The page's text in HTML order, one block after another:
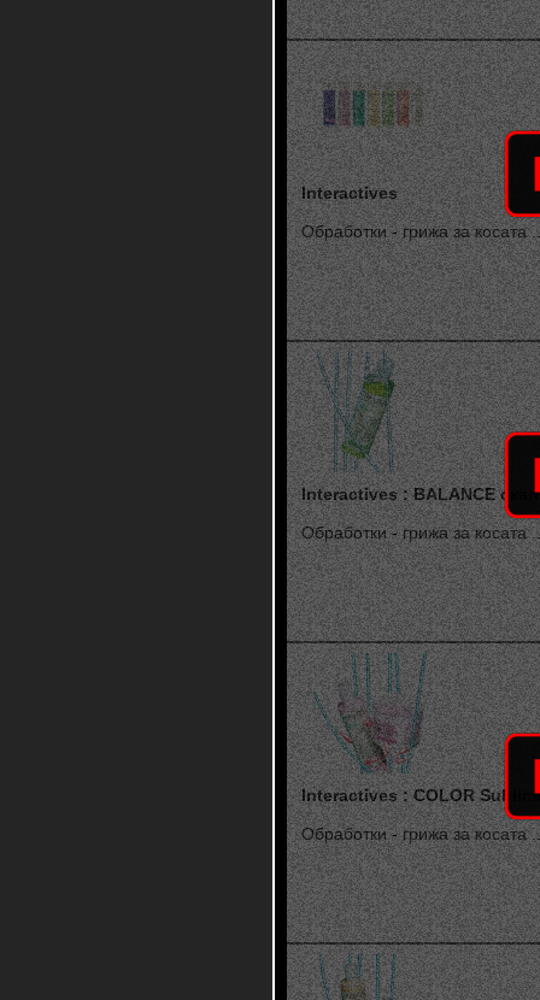
Interactives
Обработки - грижа за косата
Interactives : BALANCE
Обработки - грижа за косата
Interactives : COLOR
Обработки - грижа за косата